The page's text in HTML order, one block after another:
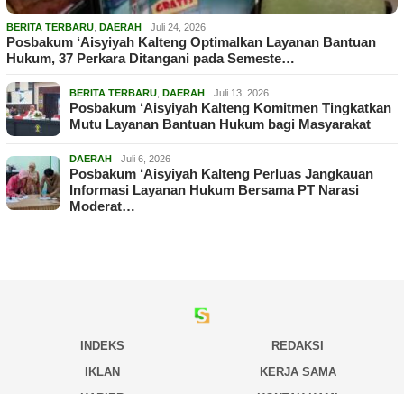
BERITA TERBARU DAERAH Juli 24, 2026
Posbakum ‘Aisyiyah Kalteng Optimalkan Layanan Bantuan
Hukum, 37 Perkara Ditangani pada Semeste…
BERITA TERBARU DAERAH Juli 13, 2026
Posbakum ‘Aisyiyah Kalteng Komitmen Tingkatkan
Mutu Layanan Bantuan Hukum bagi Masyarakat
DAERAH Juli 6, 2026
Posbakum ‘Aisyiyah Kalteng Perluas Jangkauan
Informasi Layanan Hukum Bersama PT Narasi
Moderat…
INDEKS
REDAKSI
IKLAN
KERJA SAMA